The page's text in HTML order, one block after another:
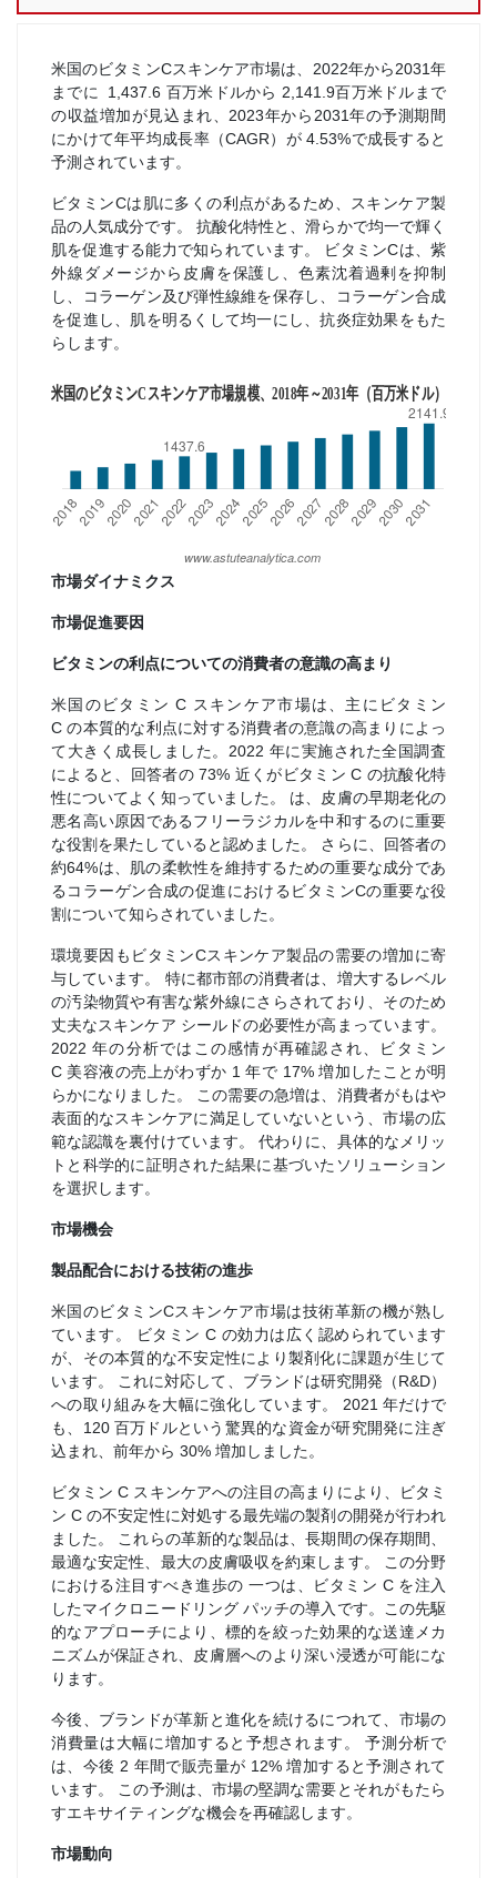
米国のビタミンCスキンケア市場は、2022年から2031年
までに 1,437.6 百万米ドルから 2,141.9百万米ドルまで
の収益増加が見込まれ、2023年から2031年の予測期間
にかけて年平均成長率（CAGR）が 4.53%で成長すると
予測されています。
ビタミンCは肌に多くの利点があるため、スキンケア製
品の人気成分です。 抗酸化特性と、滑らかで均一で輝く
肌を促進する能力で知られています。 ビタミンCは、紫
外線ダメージから皮膚を保護し、色素沈着過剰を抑制
し、コラーゲン及び弾性線維を保存し、コラーゲン合成
を促進し、肌を明るくして均一にし、抗炎症効果をもた
らします。
市場ダイナミクス
市場促進要因
ビタミンの利点についての消費者の意識の高まり
米国のビタミン C スキンケア市場は、主にビタミン
C の本質的な利点に対する消費者の意識の高まりによっ
て大きく成長しました。2022 年に実施された全国調査
によると、回答者の 73% 近くがビタミン C の抗酸化特
性についてよく知っていました。 は、皮膚の早期老化の
悪名高い原因であるフリーラジカルを中和するのに重要
な役割を果たしていると認めました。 さらに、回答者の
約64%は、肌の柔軟性を維持するための重要な成分であ
るコラーゲン合成の促進におけるビタミンCの重要な役
割について知らされていました。
環境要因もビタミンCスキンケア製品の需要の増加に寄
与しています。 特に都市部の消費者は、増大するレベル
の汚染物質や有害な紫外線にさらされており、そのため
丈夫なスキンケア シールドの必要性が高まっています。
2022 年の分析ではこの感情が再確認され、ビタミン
C 美容液の売上がわずか 1 年で 17% 増加したことが明
らかになりました。 この需要の急増は、消費者がもはや
表面的なスキンケアに満足していないという、市場の広
範な認識を裏付けています。 代わりに、具体的なメリッ
トと科学的に証明された結果に基づいたソリューション
を選択します。
市場機会
製品配合における技術の進歩
米国のビタミンCスキンケア市場は技術革新の機が熟し
ています。 ビタミン C の効力は広く認められています
が、その本質的な不安定性により製剤化に課題が生じて
います。 これに対応して、ブランドは研究開発（R&D）
への取り組みを大幅に強化しています。 2021 年だけで
も、120 百万ドルという驚異的な資金が研究開発に注ぎ
込まれ、前年から 30% 増加しました。
ビタミン C スキンケアへの注目の高まりにより、ビタミ
ン C の不安定性に対処する最先端の製剤の開発が行われ
ました。 これらの革新的な製品は、長期間の保存期間、
最適な安定性、最大の皮膚吸収を約束します。 この分野
における注目すべき進歩の 一つは、ビタミン C を注入
したマイクロニードリング パッチの導入です。この先駆
的なアプローチにより、標的を絞った効果的な送達メカ
ニズムが保証され、皮膚層へのより深い浸透が可能にな
ります。
今後、ブランドが革新と進化を続けるにつれて、市場の
消費量は大幅に増加すると予想されます。 予測分析で
は、今後 2 年間で販売量が 12% 増加すると予測されて
います。 この予測は、市場の堅調な需要とそれがもたら
すエキサイティングな機会を再確認します。
市場動向